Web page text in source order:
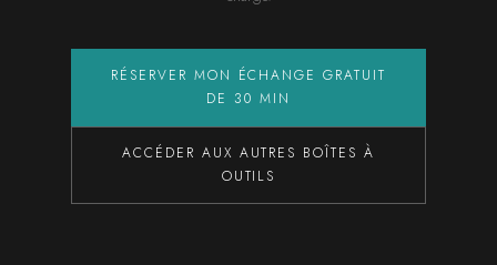
RÉSERVER MON ÉCHANGE GRATUIT
DE 30 MIN
ACCÉDER AUX AUTRES BOÎTES À
OUTILS